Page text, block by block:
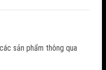
sản phẩm thông qua